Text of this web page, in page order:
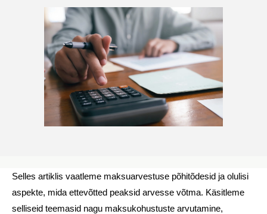
Selles artiklis vaatleme maksuarvestuse põhitõdesid ja olulisi
aspekte, mida ettevõtted peaksid arvesse võtma. Käsitleme
selliseid teemasid nagu maksukohustuste arvutamine,